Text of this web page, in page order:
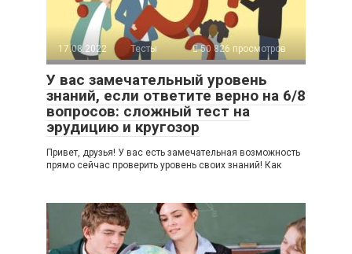
17.08.2022 Тесты 50 826 просмотров
У вас замечательный уровень
знаний, если ответите верно на 6/8
вопросов: сложный тест на
эрудицию и кругозор
Привет, друзья! У вас есть замечательная возможность
прямо сейчас проверить уровень своих знаний! Как